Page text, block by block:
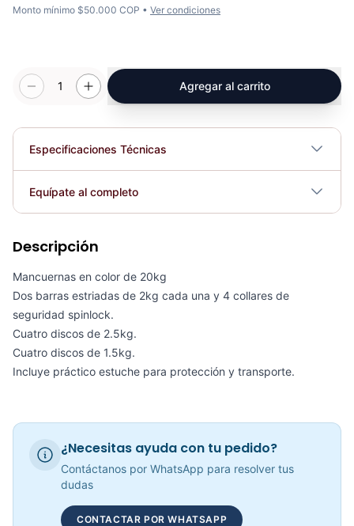
Monto mínimo $50.000 COP • Ver condiciones
1 Agregar al carrito
Especificaciones Técnicas
Plegable No
Equípate al completo
COP 316,307.00
COP 340,309.00
Mancuerna 90 LB Ajustables
COP 886,920.00
Descripción
Mancuernas en color de 20kg
Dos barras estriadas de 2kg cada una y 4 collares de
seguridad spinlock.
Cuatro discos de 2.5kg.
Cuatro discos de 1.5kg.
Incluye práctico estuche para protección y transporte.
¿Necesitas ayuda con tu pedido?
Contáctanos por WhatsApp para resolver tus
dudas
CONTACTAR POR WHATSAPP